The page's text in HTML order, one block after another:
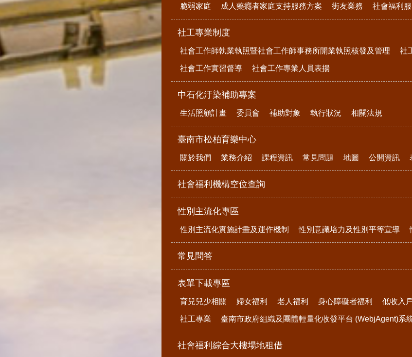
脆弱家庭 成人藥癮者家庭支持服務方案 街友業務 社會福利
社工專業制度
社會工作師執業執照暨社會工作師事務所開業執照核發及管理 社
社會工作實習督導 社會工作專業人員表揚
中石化汙染補助專案
生活照顧計畫 委員會 補助對象 執行狀況 相關法規
臺南市松柏育樂中心
關於我們 業務介紹 課程資訊 常見問題 地圖 公開資訊
社會福利機構空位查詢
性別主流化專區
性別主流化實施計畫及運作機制 性別意識培力及性別平等宣導
常見問答
表單下載專區
育兒兒少相關 婦女福利 老人福利 身心障礙者福利 低收入
社工專業 臺南市政府組織及團體輕量化收發平台 (WebjAgent)系
社會福利綜合大樓場地租借